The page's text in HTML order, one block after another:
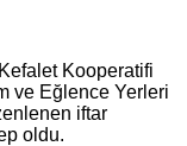
Kooperatifi
ve Eğlence Yerleri
iftar
oldu.